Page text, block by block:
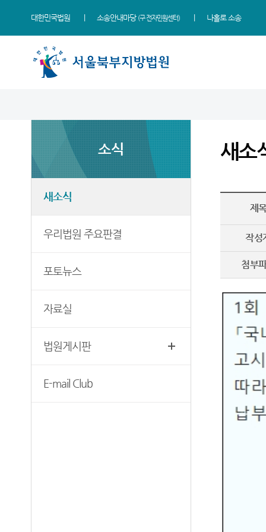
대한민국법원 소송안내마당 (구 전자민원센터) 나홀로 소송
조직 및 전화번호
등기국
찾아오시는길
우리법원 주요판결
포토뉴스
E-mail Club
법률상담안내
자주묻는질문
재판기록열람복사예약
판결서사본 제공신청
판결서 인터넷열람
부조리 신고센터
칭찬합니다
법원견학
소식
새소식
우리법원 주요판결
포토뉴스
자료실
법원게시판
E-mail Club
새소
제
작성
첨부